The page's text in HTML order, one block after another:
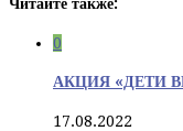
Читайте также:
0
АКЦИЯ «ДЕТИ
17.08.2022